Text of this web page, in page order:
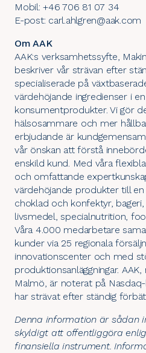
Mobil: +46 706 81 07 34
E-post: carl.ahlgren@aak.com
Om AAK
AAK:s verksamhetssyfte,
beskriver vår strävan efter
specialiserade på
värdehöjande ingredienser i
konsumentprodukter. Vi gör
hälsosammare och mer
erbjudande är
vår önskan att förstå
enskild kund. Med våra
och omfattande
värdehöjande produkter till
choklad och konfektyr,
livsmedel, specialnutrition,
Våra 4.000 medarbetare
kunder via 25 regionala
innovationscenter och med
produktionsanläggningar.
Malmö, är noterat på
har strävat efter ständig
Denna information är sådan
skyldigt att offentliggöra
finansiella instrument.